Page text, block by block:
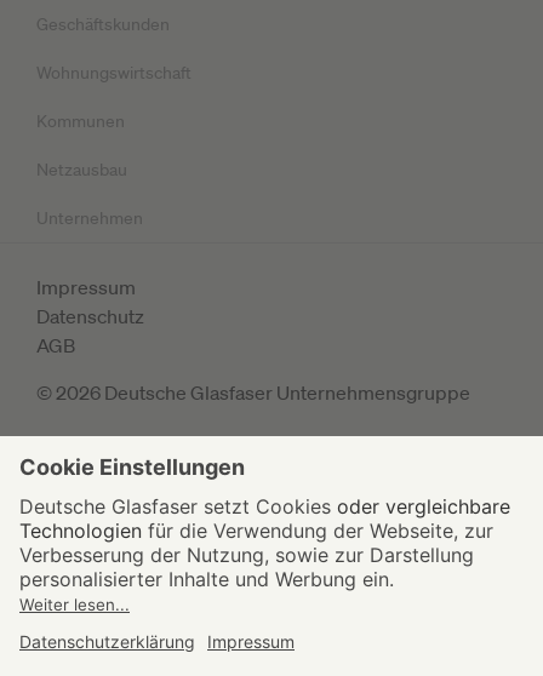
Geschäftskunden
Wohnungswirtschaft
Kommunen
Netzausbau
Unternehmen
Impressum
Datenschutz
AGB
© 2026 Deutsche Glasfaser Unternehmensgruppe